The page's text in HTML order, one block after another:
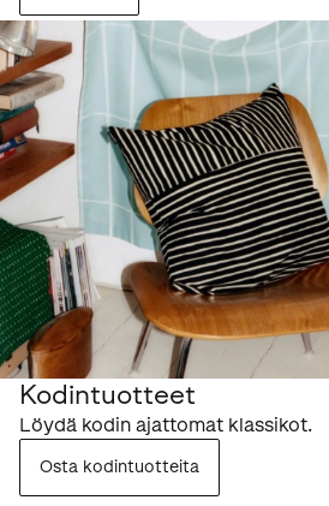
Kodintuotteet
Löydä kodin ajattomat klassikot.
Osta kodintuotteita